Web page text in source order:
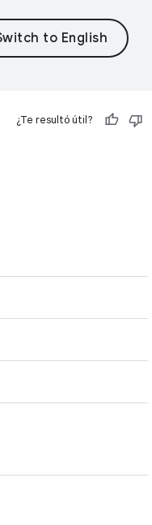
¿Te resultó útil?